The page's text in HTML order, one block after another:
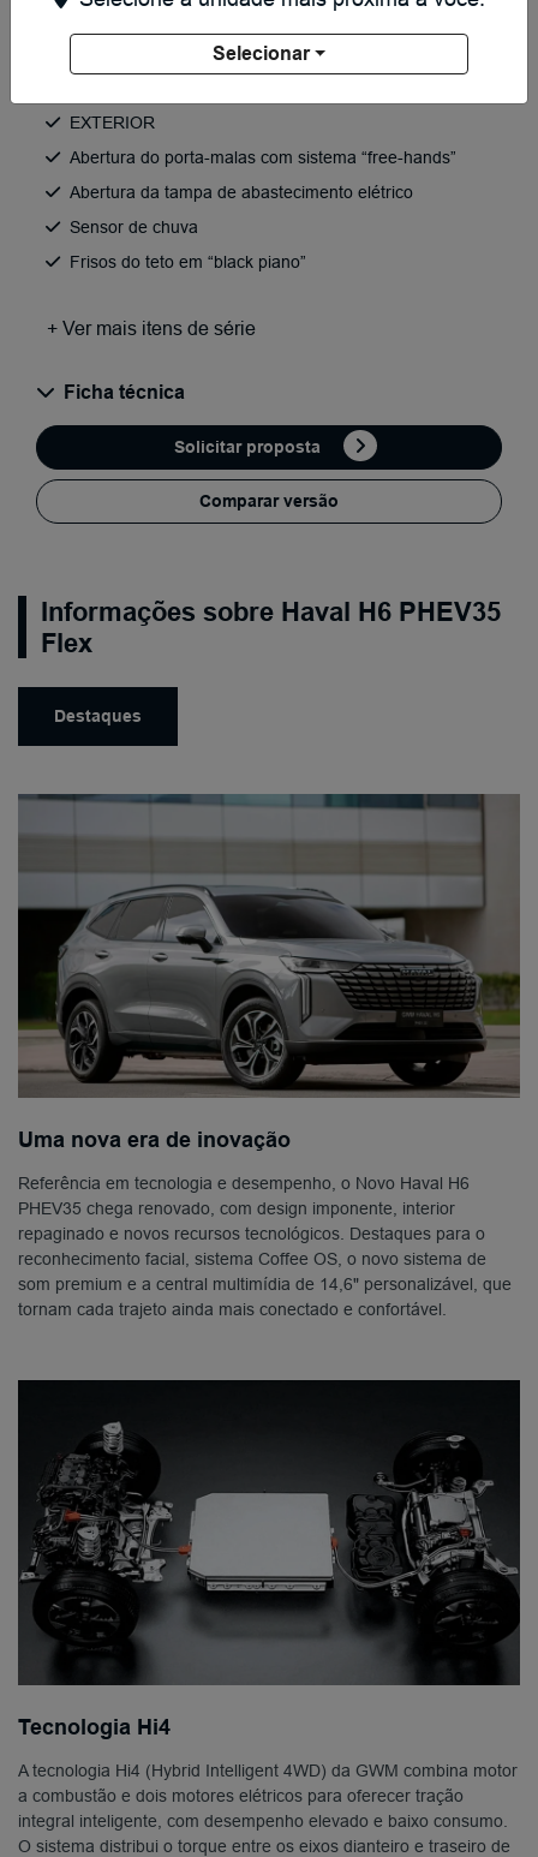
EXTERIOR
Abertura do porta-malas com sistema “free-hands”
Abertura da tampa de abastecimento elétrico
Sensor de chuva
Frisos do teto em “black piano”
+ Ver mais itens de série
Ficha técnica
Solicitar proposta
Comparar versão
Informações sobre Haval H6 PHEV35
Flex
Destaques
Uma nova era de inovação
Referência em tecnologia e desempenho, o Novo Haval H6
PHEV35 chega renovado, com design imponente, interior
repaginado e novos recursos tecnológicos. Destaques para o
reconhecimento facial, sistema Coffee OS, o novo sistema de
som premium e a central multimídia de 14,6" personalizável, que
tornam cada trajeto ainda mais conectado e confortável.
Tecnologia Hi4
A tecnologia Hi4 (Hybrid Intelligent 4WD) da GWM combina motor
a combustão e dois motores elétricos para oferecer tração
integral inteligente, com desempenho elevado e baixo consumo.
O sistema distribui o torque entre os eixos dianteiro e traseiro de
Selecionar